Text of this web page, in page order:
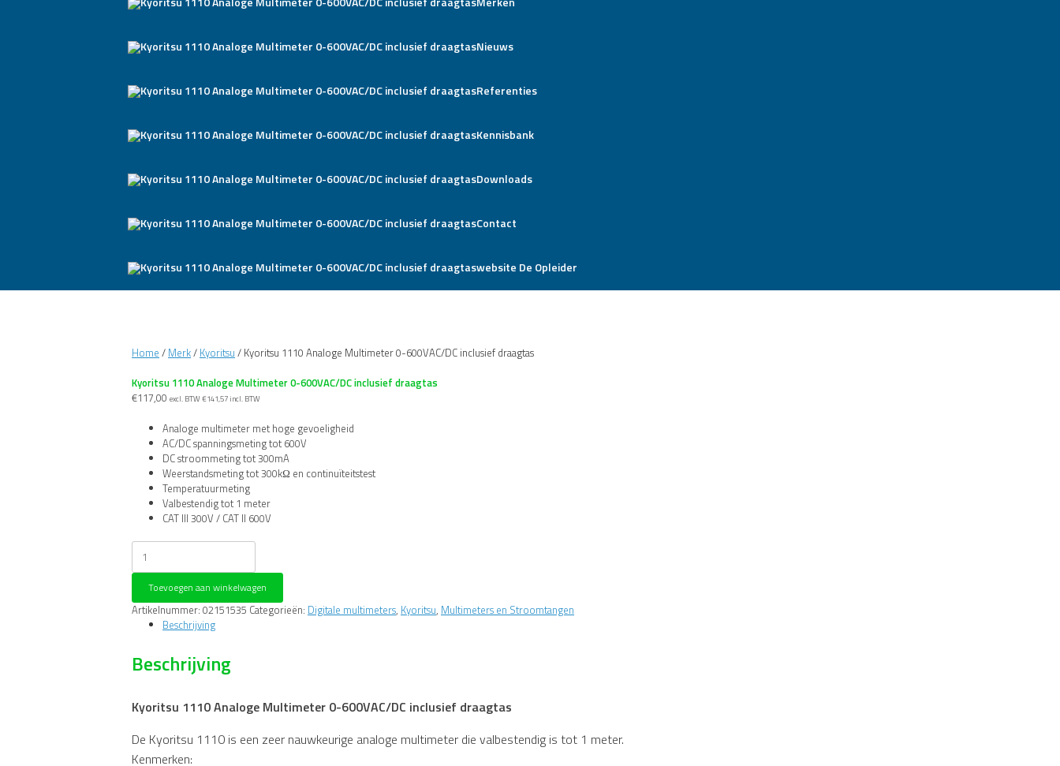
Nieuws
Referenties
Kennisbank
Downloads
Contact
website De Opleider
Home / Merk/ Kyoritsu / Kyoritsu 1110 Analoge Multimeter 0-600VAC/DC inclusief draagtas
Kyoritsu 1110 Analoge Multimeter 0-600VAC/DC inclusief draagtas
€117,00 excl. BTW €141,57 incl. BTW
Analoge multimeter met hoge gevoeligheid
AC/DC spanningsmeting tot 600V
DC stroommeting tot 300mA
Weerstandsmeting tot 300kΩ en continuïteitstest
Temperatuurmeting
Valbestendig tot 1 meter
CAT III 300V / CAT II 600V
Kyoritsu
1110
Analoge
Multimeter
0-
600VAC/DC
aantal
Toevoegen aan winkelwagen
Artikelnummer: 02151535 Categorieën: Digitale multimeters, Kyoritsu, Multimeters en Stroomtangen
Beschrijving
Beschrijving
Kyoritsu 1110 Analoge Multimeter 0-600VAC/DC inclusief draagtas
De Kyoritsu 1110 is een zeer nauwkeurige analoge multimeter die valbestendig is tot 1 meter.
Kenmerken: